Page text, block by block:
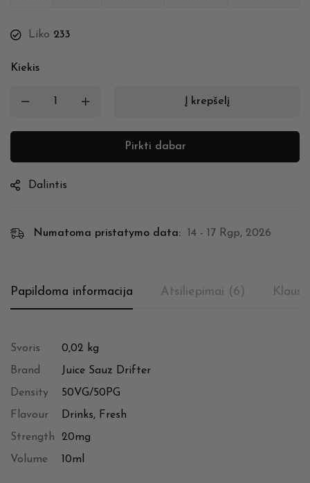
Liko 233
Kiekis
Į krepšelį
Pirkti dabar
Dalintis
Numatoma pristatymo data: 14 - 17 Rgp, 2026
Papildoma informacija Atsiliepimai (6)
Svoris
0,02 kg
Brand
Juice Sauz Drifter
Density
50VG/50PG
Flavour
Drinks, Fresh
Strength
20mg
Volume
10ml